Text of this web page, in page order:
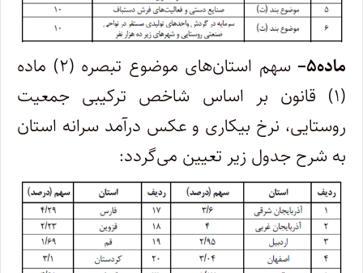
ماده۵–
سهم استان‌های موضوع تبصره (۲) ماده
(۱) قانون بر اساس شاخص ترکیبی جمعیت
روستایی، نرخ بیکاری و عکس درآمد سرانه استان
به شرح جدول زیر تعیین می‌گردد: